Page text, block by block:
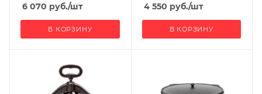
6 070 руб./шт
В КОРЗИНУ
4 550 руб./шт
В КОРЗИНУ
изготовления
Алюминий